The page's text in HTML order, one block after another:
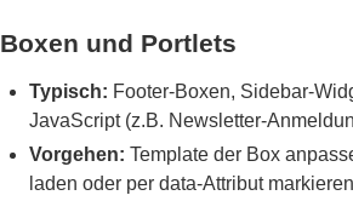
Boxen und Portlets
Typisch: Footer-Boxen, Sidebar-
JavaScript (z.B. Newsletter-
Vorgehen: Template der Box
laden oder per data-Attribut